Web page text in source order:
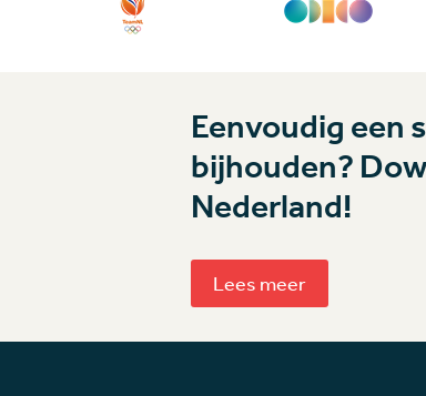
Eenvoudig een
bijhouden?
Nederland!
Lees meer